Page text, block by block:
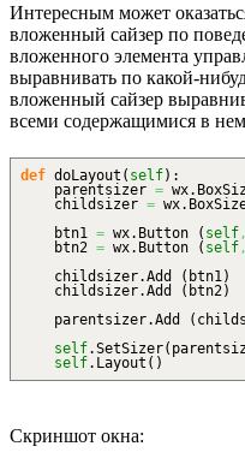
Интересным может
вложенный сайзер по
вложенного элемента
выравнивать по какой-
вложенный сайзер
всеми содержащимися в
def doLayout ( self) :
parentsizer = wx.
childsizer = wx.
btn1 = wx. Button ( self,
btn2 = wx. Button ( self,
childsizer.Add ( btn1)
childsizer.Add ( btn2)
parentsizer.Add (
self.SetSizer(
self. Layout ( )
Скриншот окна: